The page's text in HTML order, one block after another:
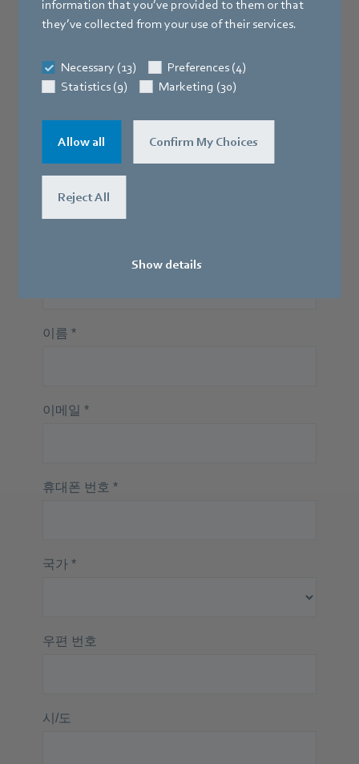
information that you’ve provided to them or that
they’ve collected from your use of their services.
Necessary (13)
Preferences (4)
Statistics (9)
Marketing (30)
Allow all Confirm My Choices
Reject All
Show details